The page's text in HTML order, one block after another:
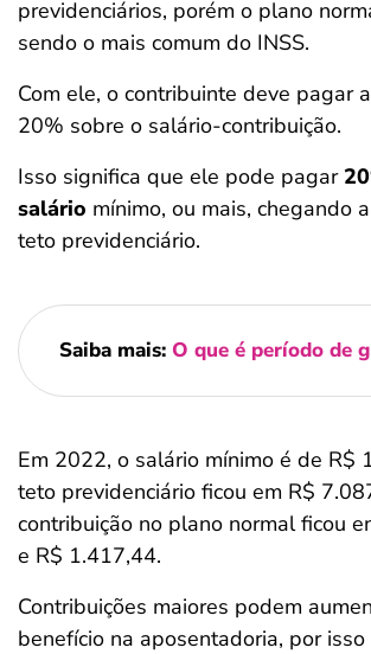
previdenciários, porém o plano
sendo o mais comum do INSS.
Com ele, o contribuinte deve pagar
20% sobre o salário-contribuição.
Isso significa que ele pode pagar
salário mínimo, ou mais, chegando
teto previdenciário.
Saiba mais: O que é período de
Em 2022, o salário mínimo é de R$
teto previdenciário ficou em R$
contribuição no plano normal ficou
e R$ 1.417,44.
Contribuições maiores podem
benefício na aposentadoria, por isso